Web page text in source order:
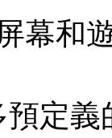
幕和
預定